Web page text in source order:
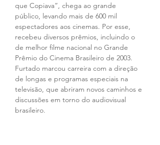
que Copiava”, chega ao grande
público, levando mais de 600 mil
espectadores aos cinemas. Por esse,
recebeu diversos prêmios, incluindo o
de melhor filme nacional no Grande
Prêmio do Cinema Brasileiro de 2003.
Furtado marcou carreira com a direção
de longas e programas especiais na
televisão, que abriram novos caminhos e
discussões em torno do audiovisual
brasileiro.